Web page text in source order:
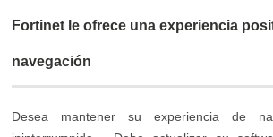
Fortinet le ofrece una experiencia
navegación
Desea mantener su experiencia de